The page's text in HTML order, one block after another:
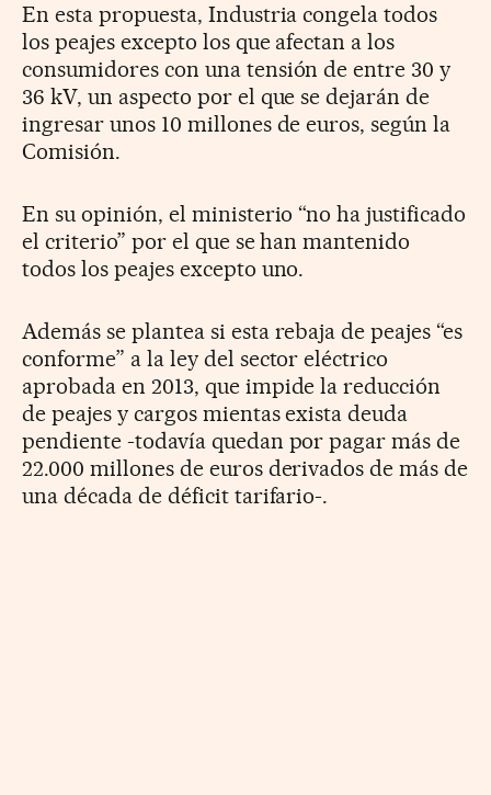
En esta propuesta, Industria congela todos
los peajes excepto los que afectan a los
consumidores con una tensión de entre 30 y
36 kV, un aspecto por el que se dejarán de
ingresar unos 10 millones de euros, según la
Comisión.
En su opinión, el ministerio “no ha justificado
el criterio” por el que se han mantenido
todos los peajes excepto uno.
Además se plantea si esta rebaja de peajes “es
conforme” a la ley del sector eléctrico
aprobada en 2013, que impide la reducción
de peajes y cargos mientas exista deuda
pendiente -todavía quedan por pagar más de
22.000 millones de euros derivados de más de
una década de déficit tarifario-.